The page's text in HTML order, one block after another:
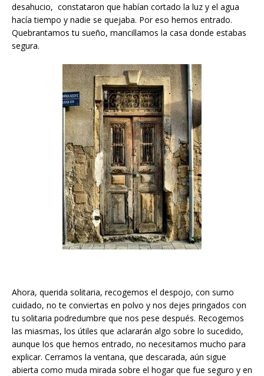
desahucio, constataron que habían cortado la luz y el agua
hacía tiempo y nadie se quejaba. Por eso hemos entrado.
Quebrantamos tu sueño, mancillamos la casa donde estabas
segura.
Ahora, querida solitaria, recogemos el despojo, con sumo
cuidado, no te conviertas en polvo y nos dejes pringados con
tu solitaria podredumbre que nos pese después. Recogemos
las miasmas, los útiles que aclararán algo sobre lo sucedido,
aunque los que hemos entrado, no necesitamos mucho para
explicar. Cerramos la ventana, que descarada, aún sigue
abierta como muda mirada sobre el hogar que fue seguro y en